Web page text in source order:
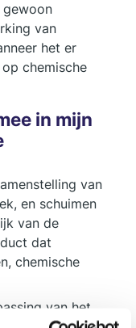
gewoon
van
het er
chemische
in mijn
van
en schuimen
van de
dat
chemische
van het